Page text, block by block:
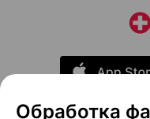
Обработка